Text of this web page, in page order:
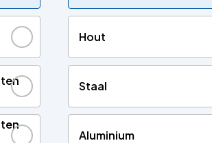
Hout
Staal
Aluminium